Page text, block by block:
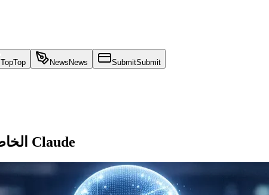
TopTop News News SubmitSubmit
دليل الإعداد خطوة بخطوة لعميل M365 MCP الخاص بـ Claude